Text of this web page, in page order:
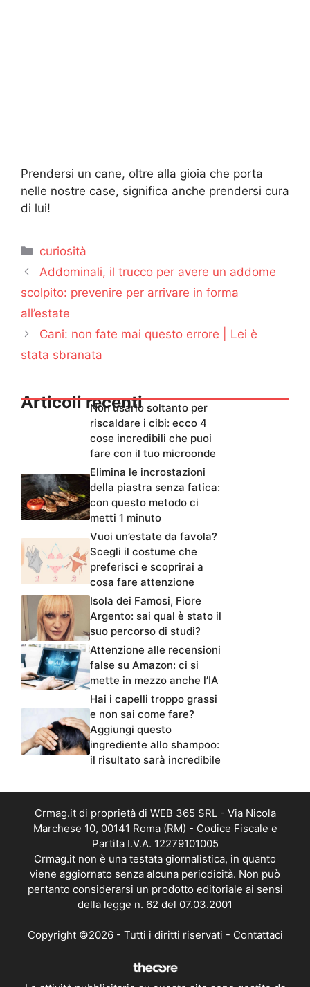
Prendersi un cane, oltre alla gioia che porta
nelle nostre case, significa anche prendersi cura
di lui!
Categorie
curiosità
Addominali, il trucco per avere un addome
scolpito: prevenire per arrivare in forma
all’estate
Cani: non fate mai questo errore | Lei è
stata sbranata
Articoli recentiNon usarlo soltanto per
riscaldare i cibi: ecco 4
cose incredibili che puoi
fare con il tuo microonde
Elimina le incrostazioni
della piastra senza fatica:
con questo metodo ci
metti 1 minuto
Vuoi un’estate da favola?
Scegli il costume che
preferisci e scoprirai a
cosa fare attenzione
Isola dei Famosi, Fiore
Argento: sai qual è stato il
suo percorso di studi?
Attenzione alle recensioni
false su Amazon: ci si
mette in mezzo anche l’IA
Hai i capelli troppo grassi
e non sai come fare?
Aggiungi questo
ingrediente allo shampoo:
il risultato sarà incredibile
Crmag.it di proprietà di WEB 365 SRL - Via Nicola
Marchese 10, 00141 Roma (RM) - Codice Fiscale e
Partita I.V.A. 12279101005
Crmag.it non è una testata giornalistica, in quanto
viene aggiornato senza alcuna periodicità. Non può
pertanto considerarsi un prodotto editoriale ai sensi
della legge n. 62 del 07.03.2001
Copyright ©2026 - Tutti i diritti riservati - Contattaci